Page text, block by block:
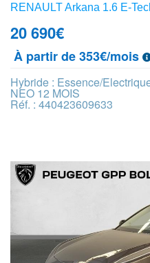
RENAULT Arkana 1.6 E-
20 690€
À partir de 353€/mois
Hybride : Essence/
NEO 12 MOIS
Réf. : 440423609633